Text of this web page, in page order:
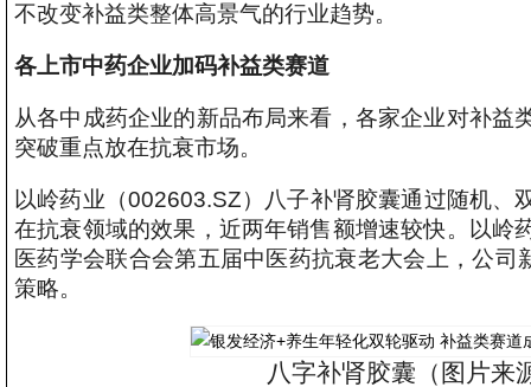
不改变补益类整体高景气的行业趋势。
各上市中药企业加码补益类赛道
从各中成药企业的新品布局来看，各家企业对补
突破重点放在抗衰市场。
以岭药业（002603.SZ）八子补肾胶囊通过随机、
在抗衰领域的效果，近两年销售额增速较快。以岭
医药学会联合会第五届中医药抗衰老大会上，公
策略。
八字补肾胶囊（图片来